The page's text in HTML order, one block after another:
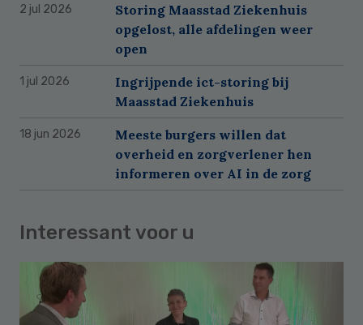
2 jul 2026
Storing Maasstad Ziekenhuis
opgelost, alle afdelingen weer
open
1 jul 2026
Ingrijpende ict-storing bij
Maasstad Ziekenhuis
18 jun 2026
Meeste burgers willen dat
overheid en zorgverlener hen
informeren over AI in de zorg
Interessant voor u